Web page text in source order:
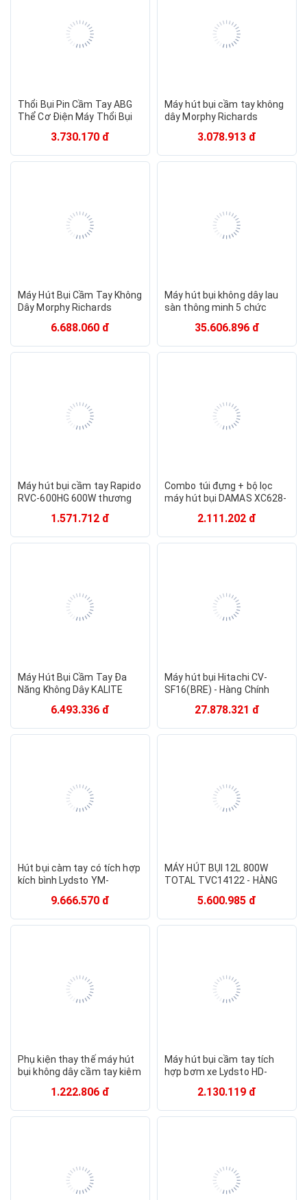
Thổi Bụi Pin Cầm Tay ABG
Thể Cơ Điện Máy Thổi Bụi
Khi Sử Dụng Với Thiết Kế
Kiểu Dáng Hiện Đại Ứng
Dụng Nhiều Trong Các
3.730.170 đ
Máy hút bụi cầm tay không
dây Morphy Richards
Dung lượng Pin Li-ion:
2000mAh - HÀNG NHẬP
KHẨU
3.078.913 đ
Máy Hút Bụi Cầm Tay Không
Dây Morphy Richards
5500Pa - HÀNG NHẬP KHẨU
6.688.060 đ
Máy hút bụi không dây lau
sàn thông minh 5 chức
BXUVXA02 -HÀNG CHÍNH
HÃNG
35.606.896 đ
Máy hút bụi cầm tay Rapido
RVC-600HG 600W thương
15000Pa với 3 đầu hút đa
năng - Hàng chính hãng
1.571.712 đ
Combo túi đựng + bộ lọc
máy hút bụi DAMAS XC628-
2.111.202 đ
Máy Hút Bụi Cầm Tay Đa
Năng Không Dây KALITE
2000mAh Dung Tích 0.7L -
Hàng Chính Hãng
6.493.336 đ
Máy hút bụi Hitachi CV-
SF16(BRE) - Hàng Chính
27.878.321 đ
Hút bụi càm tay có tích hợp
kích bình Lydsto YM-
10000Pa dễ sử dụng tiện lợi
- Hàng chính hãng
9.666.570 đ
MÁY HÚT BỤI 12L 800W
TOTAL TVC14122 - HÀNG
5.600.985 đ
Phụ kiện thay thế máy hút
bụi không dây cầm tay kiêm
Hàng chính hãng
1.222.806 đ
Máy hút bụi cầm tay tích
hợp bơm xe Lydsto HD-
10.000Pa tiện lợi, dễ sử
dụng - Hàng chính hãng
2.130.119 đ